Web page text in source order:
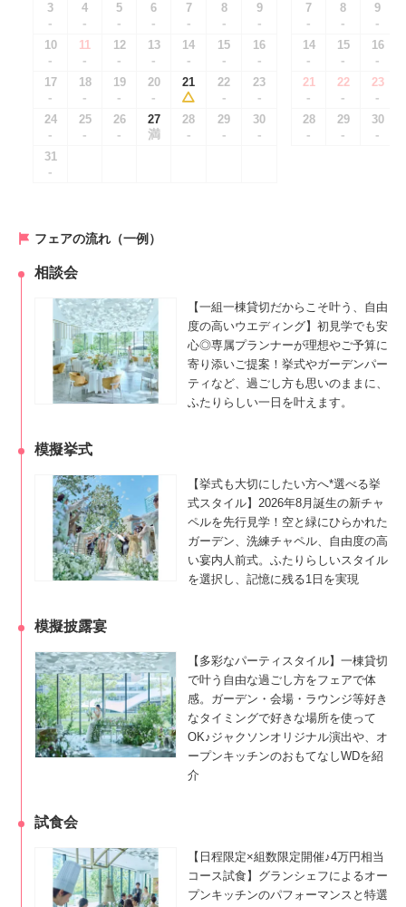
3
-
4
-
5
-
6
-
7
-
8
-
9
-
10
-
11
-
12
-
13
-
14
-
15
-
16
-
17
-
18
-
19
-
20
-
21 22
-
23
-
24
-
25
-
26
-
27
満
28
-
29
-
30
-
31
-
7
-
8
-
9
-
14
-
15
-
16
-
21
-
22
-
23
-
28
-
29
-
30
-
フェアの流れ（一例）
相談会
【一組一棟貸切だからこそ叶う、自由
度の高いウエディング】初見学でも安
心◎専属プランナーが理想やご予算に
寄り添いご提案！挙式やガーデンパー
ティなど、過ごし方も思いのままに、
ふたりらしい一日を叶えます。
模擬挙式
【挙式も大切にしたい方へ*選べる挙
式スタイル】2026年8月誕生の新チャ
ペルを先行見学！空と緑にひらかれた
ガーデン、洗練チャペル、自由度の高
い宴内人前式。ふたりらしいスタイル
を選択し、記憶に残る1日を実現
模擬披露宴
【多彩なパーティスタイル】一棟貸切
で叶う自由な過ごし方をフェアで体
感。ガーデン・会場・ラウンジ等好き
なタイミングで好きな場所を使って
OK♪ジャクソンオリジナル演出や、オ
ープンキッチンのおもてなしWDを紹
介
試食会
【日程限定×組数限定開催♪4万円相当
コース試食】グランシェフによるオー
プンキッチンのパフォーマンスと特選